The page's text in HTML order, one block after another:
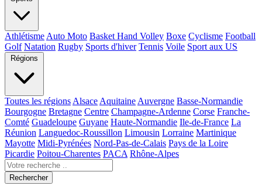
Athlétisme Auto Moto Basket Hand Volley Boxe Cyclisme Football
Golf Natation Rugby Sports d'hiver Tennis Voile Sport aux US
Régions
Toutes les régions Alsace Aquitaine Auvergne Basse-Normandie
Bourgogne Bretagne Centre Champagne-Ardenne Corse Franche-
Comté Guadeloupe Guyane Haute-Normandie Ile-de-France La
Réunion Languedoc-Roussillon Limousin Lorraine Martinique
Mayotte Midi-Pyrénées Nord-Pas-de-Calais Pays de la Loire
Picardie Poitou-Charentes PACA Rhône-Alpes
Rechercher